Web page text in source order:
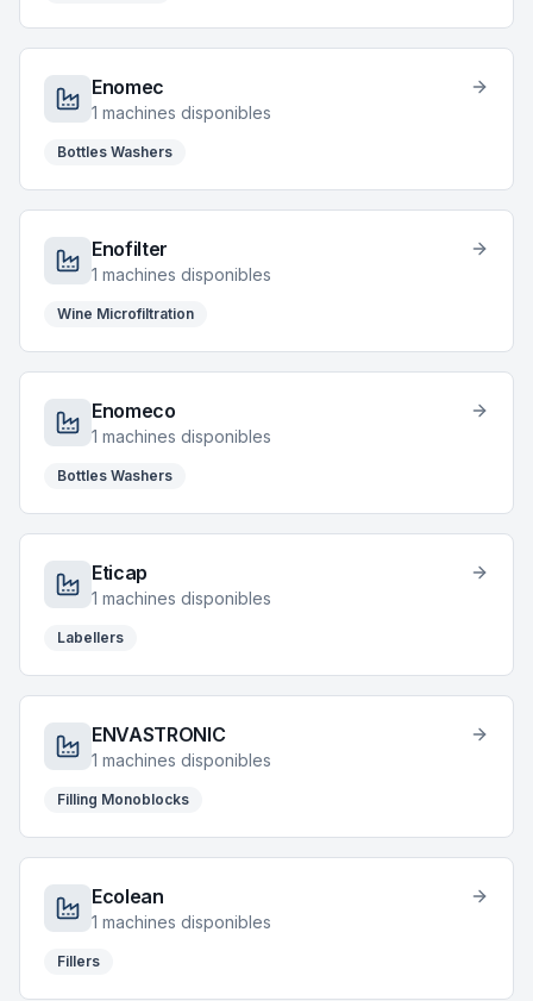
Enomec
1 machines disponibles
Bottles Washers
Enofilter
1 machines disponibles
Wine Microfiltration
Enomeco
1 machines disponibles
Bottles Washers
Eticap
1 machines disponibles
Labellers
ENVASTRONIC
1 machines disponibles
Filling Monoblocks
Ecolean
1 machines disponibles
Fillers